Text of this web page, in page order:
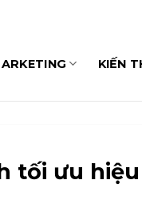
KIẾN
tối ưu